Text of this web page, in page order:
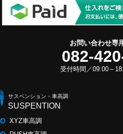
お問い合わせ専
082-
受付時間／09:00～
サスペンション・車高調
SUSPENTION
XYZ車高調